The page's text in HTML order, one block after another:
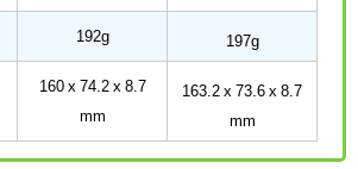
192g 197g
160 x 74.2 x 8.7
mm
163.2 x 73.6 x 8.7
mm